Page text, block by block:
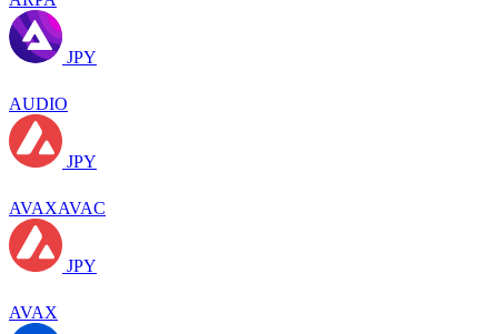
JPY
AUDIO
JPY
AVAXAVAC
JPY
AVAX